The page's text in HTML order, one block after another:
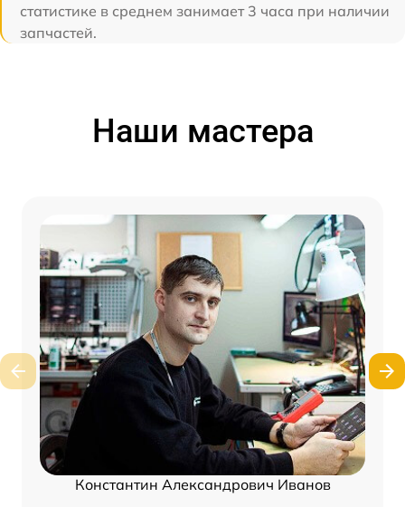
статистике в среднем занимает 3 часа при наличии
запчастей.
Наши мастера
Константин Александрович Иванов